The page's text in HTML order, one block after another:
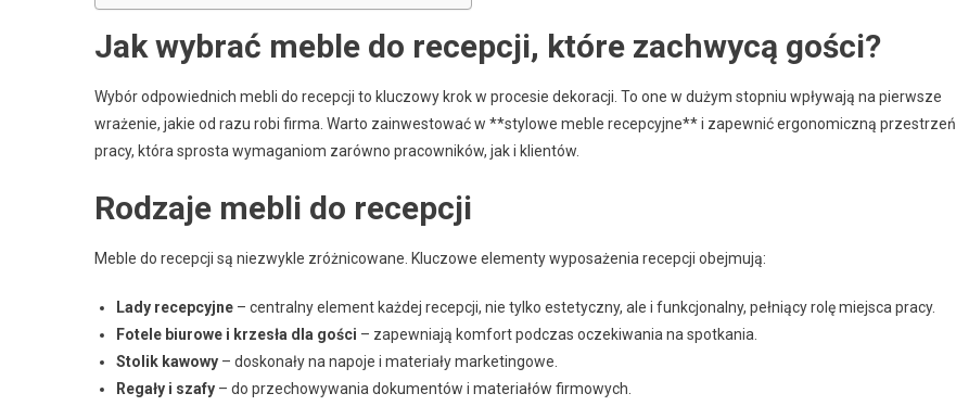
Jak wybrać meble do recepcji, które zachwycą gości?
Wybór odpowiednich mebli do recepcji to kluczowy krok w procesie dekoracji. To one w dużym stopniu wpływają na pierwsze
wrażenie, jakie od razu robi firma. Warto zainwestować w **stylowe meble recepcyjne** i zapewnić ergonomiczną przestrzeń
pracy, która sprosta wymaganiom zarówno pracowników, jak i klientów.
Rodzaje mebli do recepcji
Meble do recepcji są niezwykle zróżnicowane. Kluczowe elementy wyposażenia recepcji obejmują:
Lady recepcyjne – centralny element każdej recepcji, nie tylko estetyczny, ale i funkcjonalny, pełniący rolę miejsca pracy.
Fotele biurowe i krzesła dla gości – zapewniają komfort podczas oczekiwania na spotkania.
Stolik kawowy – doskonały na napoje i materiały marketingowe.
Regały i szafy – do przechowywania dokumentów i materiałów firmowych.